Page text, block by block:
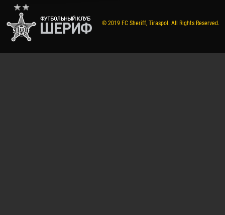
© 2019 FC Sheriff, Tiraspol. All Rights Reserved.